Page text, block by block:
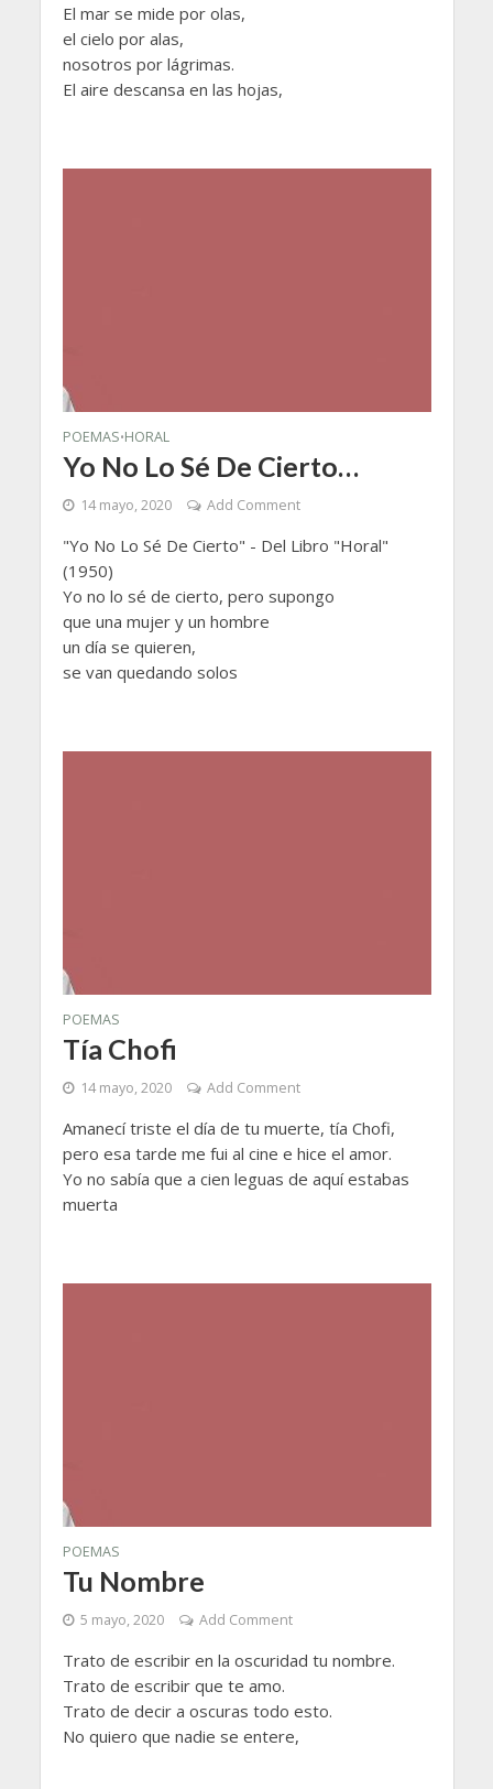
El mar se mide por olas,
el cielo por alas,
nosotros por lágrimas.
El aire descansa en las hojas,
POEMAS•HORAL
Yo No Lo Sé De Cierto…
14 mayo, 2020 Add Comment
"Yo No Lo Sé De Cierto" - Del Libro "Horal"
(1950)
Yo no lo sé de cierto, pero supongo
que una mujer y un hombre
un día se quieren,
se van quedando solos
POEMAS
Tía Chofi
14 mayo, 2020 Add Comment
Amanecí triste el día de tu muerte, tía Chofi,
pero esa tarde me fui al cine e hice el amor.
Yo no sabía que a cien leguas de aquí estabas
muerta
POEMAS
Tu Nombre
5 mayo, 2020 Add Comment
Trato de escribir en la oscuridad tu nombre.
Trato de escribir que te amo.
Trato de decir a oscuras todo esto.
No quiero que nadie se entere,